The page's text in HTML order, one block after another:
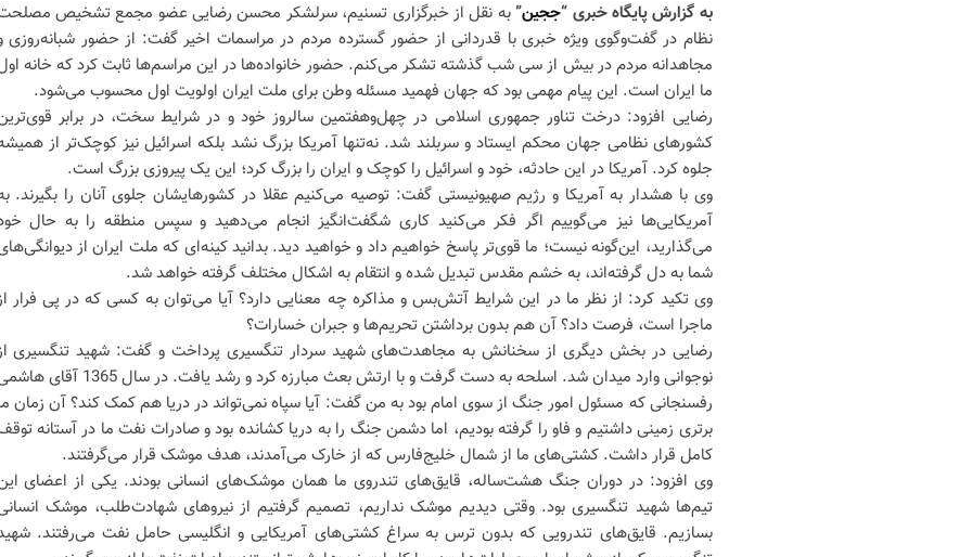
به گزارش پایگاه خبری “ججین”به نقل از خبرگزاری تسنیم، سرلشکر محسن رضایی عضو مجمع تشخیص
نظام در گفت‌وگوی ویژه خبری با قدردانی از حضور گسترده مردم در مراسمات اخیر گفت: از حضور شبانه‌روزی
مجاهدانه مردم در بیش از سی شب گذشته تشکر می‌کنم. حضور خانواده‌ها در این مراسم‌ها ثابت کرد که خانه
ما ایران است. این پیام مهمی بود که جهان فهمید مسئله وطن برای ملت ایران اولویت اول محسوب می‌شود.
رضایی افزود: درخت تناور جمهوری اسلامی در چهل‌وهفتمین سالروز خود و در شرایط سخت، در برابر
کشورهای نظامی جهان محکم ایستاد و سربلند شد. نه‌تنها آمریکا بزرگ نشد بلکه اسرائیل نیز کوچک‌تر از
جلوه کرد. آمریکا در این حادثه، خود و اسرائیل را کوچک و ایران را بزرگ کرد؛ این یک پیروزی بزرگ است.
وی با هشدار به آمریکا و رژیم صهیونیستی گفت: توصیه می‌کنیم عقلا در کشورهایشان جلوی آنان را بگیرند.
آمریکایی‌ها نیز می‌گوییم اگر فکر می‌کنید کاری شگفت‌انگیز انجام می‌دهید و سپس منطقه را به حال
می‌گذارید، این‌گونه نیست؛ ما قوی‌تر پاسخ خواهیم داد و خواهید دید. بدانید کینه‌ای که ملت ایران از
شما به دل گرفته‌اند، به خشم مقدس تبدیل شده و انتقام به اشکال مختلف گرفته خواهد شد.
وی تکید کرد: از نظر ما در این شرایط آتش‌بس و مذاکره چه معنایی دارد؟ آیا می‌توان به کسی که در پی فرار
ماجرا است، فرصت داد؟ آن هم بدون برداشتن تحریم‌ها و جبران خسارات؟
رضایی در بخش دیگری از سخنانش به مجاهدت‌های شهید سردار تنگسیری پرداخت و گفت: شهید تنگسیری
نوجوانی وارد میدان شد. اسلحه به دست گرفت و با ارتش بعث مبارزه کرد و رشد یافت. در سال 1365
رفسنجانی که مسئول امور جنگ از سوی امام بود به من گفت: آیا سپاه نمی‌تواند در دریا هم کمک کند؟ آن زمان
برتری زمینی داشتیم و فاو را گرفته بودیم، اما دشمن جنگ را به دریا کشانده بود و صادرات نفت ما در آستانه
کامل قرار داشت. کشتی‌های ما از شمال خلیج‌فارس که از خارک می‌آمدند، هدف موشک قرار می‌گرفتند.
وی افزود: در دوران جنگ هشت‌ساله، قایق‌های تندروی ما همان موشک‌های انسانی بودند. یکی از اعضای
تیم‌ها شهید تنگسیری بود. وقتی دیدیم موشک نداریم، تصمیم گرفتیم از نیروهای شهادت‌طلب، موشک
بسازیم. قایق‌های تندرویی که بدون ترس به سراغ کشتی‌های آمریکایی و انگلیسی حامل نفت می‌رفتند.